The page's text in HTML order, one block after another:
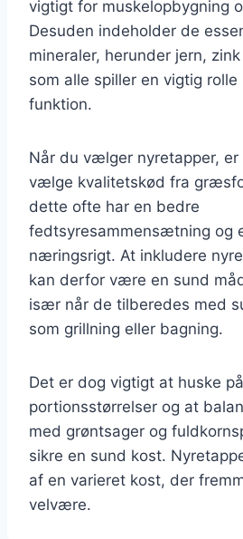
vigtigt for muskelopbygning
Desuden indeholder de
mineraler, herunder jern,
som alle spiller en vigtig rolle
funktion.
Når du vælger nyretapper,
vælge kvalitetskød fra
dette ofte har en bedre
fedtsyresammensætning og
næringsrigt. At inkludere
kan derfor være en sund
især når de tilberedes med
som grillning eller bagning.
Det er dog vigtigt at huske på
portionsstørrelser og at
med grøntsager og
sikre en sund kost.
af en varieret kost, der
velvære.